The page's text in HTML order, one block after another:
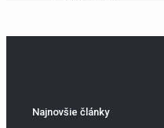
Najnovšie články